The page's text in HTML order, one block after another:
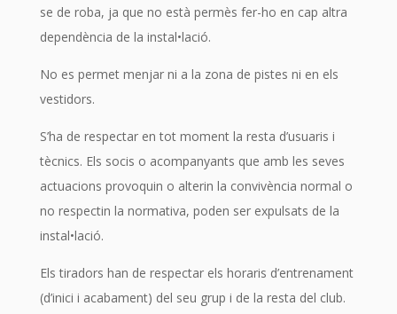
se de roba, ja que no està permès fer-ho en cap altra
dependència de la instal•lació.
No es permet menjar ni a la zona de pistes ni en els
vestidors.
S’ha de respectar en tot moment la resta d’usuaris i
tècnics. Els socis o acompanyants que amb les seves
actuacions provoquin o alterin la convivència normal o
no respectin la normativa, poden ser expulsats de la
instal•lació.
Els tiradors han de respectar els horaris d’entrenament
(d’inici i acabament) del seu grup i de la resta del club.